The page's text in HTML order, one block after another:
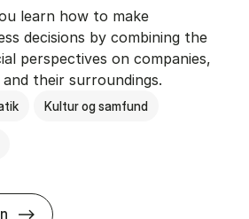
learn how to make
decisions by combining the
perspectives on companies,
their surroundings.
Kultur og samfund
BSc in Busi­ness Ad­min­is­tra­tion